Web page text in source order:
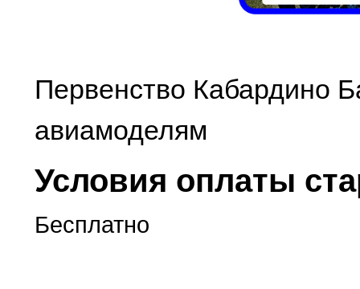
Первенство Кабардино
авиамоделям
Условия оплаты
Бесплатно